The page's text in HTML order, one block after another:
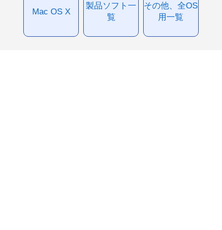
Mac OS X
製品ソフト一
覧
その他、全OS
用一覧